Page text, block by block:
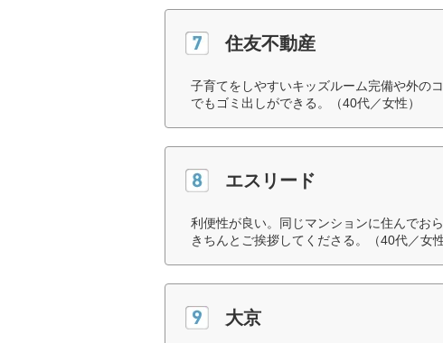
住友不動産
子育てをしやすいキッズルーム完備や外の
でもゴミ出しができる。（40代／女性）
エスリード
利便性が良い。同じマンションに住んでお
きちんとご挨拶してくださる。（40代／女性
大京